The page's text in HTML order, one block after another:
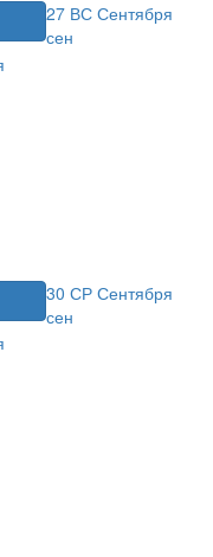
27 ВС Сентября
сен
30 СР Сентября
сен